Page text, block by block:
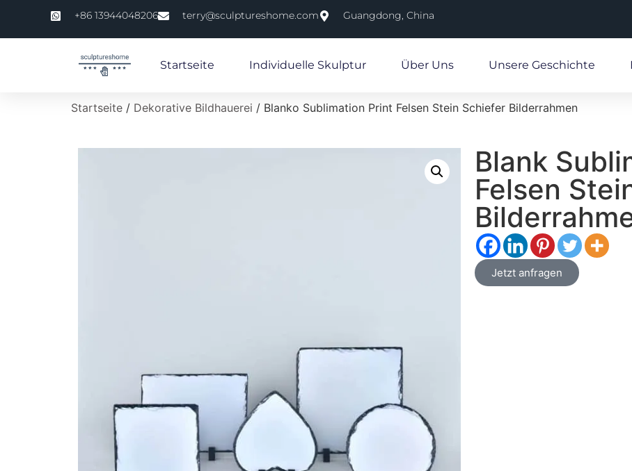
+86 13944048206 terry@sculptureshome.com Guangdong, China
Startseite Individuelle Skulptur Über Uns Unsere Geschichte
Startseite / Dekorative Bildhauerei / Blanko Sublimation Print Felsen Stein Schiefer Bilderrahmen
Blank
Felsen
Jetzt anfragen